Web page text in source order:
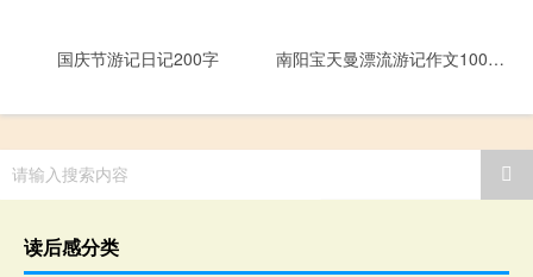
国庆节游记日记200字 南阳宝天曼漂流游记作文1000字
请输入搜索内容
读后感分类